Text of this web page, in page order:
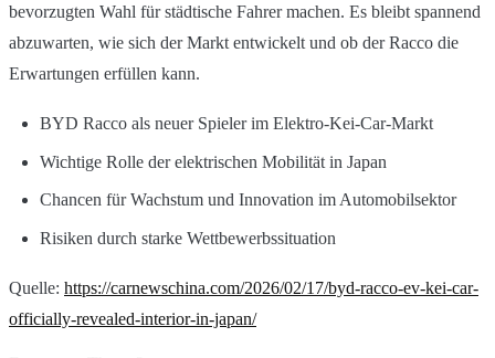
bevorzugten Wahl für städtische Fahrer machen. Es bleibt spannend
abzuwarten, wie sich der Markt entwickelt und ob der Racco die
Erwartungen erfüllen kann.
BYD Racco als neuer Spieler im Elektro-Kei-Car-Markt
Wichtige Rolle der elektrischen Mobilität in Japan
Chancen für Wachstum und Innovation im Automobilsektor
Risiken durch starke Wettbewerbssituation
Quelle: https://carnewschina.com/2026/02/17/byd-racco-ev-kei-car-
officially-revealed-interior-in-japan/